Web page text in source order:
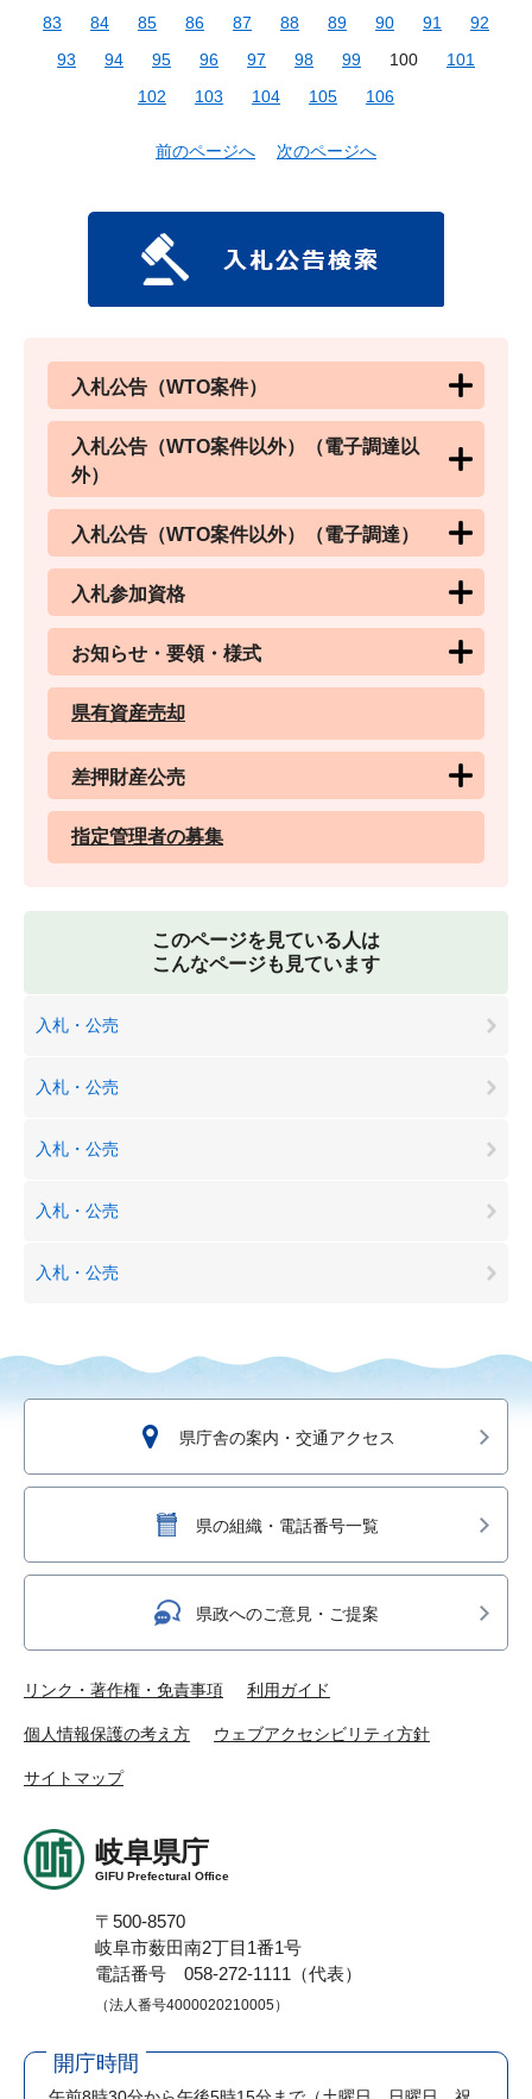
83
84 85 86 87 88 89 90 91
92
93
94 95 96 97 98 99 100
101
102
103 104 105 106
前のページへ 次のページへ
入札公告（WTO案件）
入札公告（WTO案件以外）（電子調達以
外）
入札公告（WTO案件以外）（電子調達）
入札参加資格
お知らせ・要領・様式
県有資産売却
差押財産公売
指定管理者の募集
このページを見ている人は
こんなページも見ています
入札・公売
入札・公売
入札・公売
入札・公売
入札・公売
県庁舎の案内・交通アクセス
県の組織・電話番号一覧
県政へのご意見・ご提案
リンク・著作権・免責事項 利用ガイド
個人情報保護の考え方 ウェブアクセシビリティ方針
サイトマップ
岐阜県庁
GIFU Prefectural Office
〒500-8570
岐阜市薮田南2丁目1番1号
電話番号 058-272-1111（代表）
（法人番号4000020210005）
開庁時間